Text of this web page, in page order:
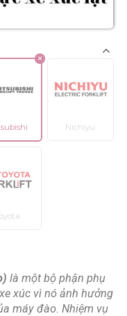
Nichiyu
là một bộ phận phụ
xúc vì nó ảnh hưởng
máy đào. Nhiệm vụ